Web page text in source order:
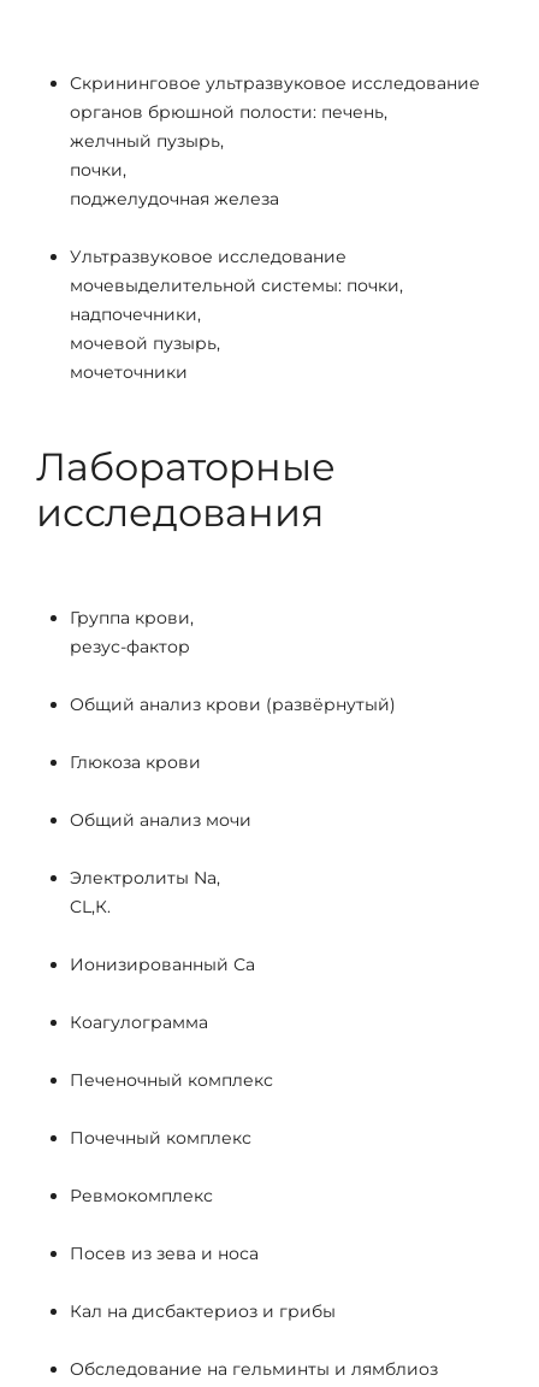
Скрининговое ультразвуковое исследование
органов брюшной полости: печень,
желчный пузырь,
почки,
поджелудочная железа
Ультразвуковое исследование
мочевыделительной системы: почки,
надпочечники,
мочевой пузырь,
мочеточники
Лабораторные
исследования
Группа крови,
резус-фактор
Общий анализ крови (развёрнутый)
Глюкоза крови
Общий анализ мочи
Электролиты Na,
CL,К.
Ионизированный Са
Коагулограмма
Печеночный комплекс
Почечный комплекс
Ревмокомплекс
Посев из зева и носа
Кал на дисбактериоз и грибы
Обследование на гельминты и лямблиоз